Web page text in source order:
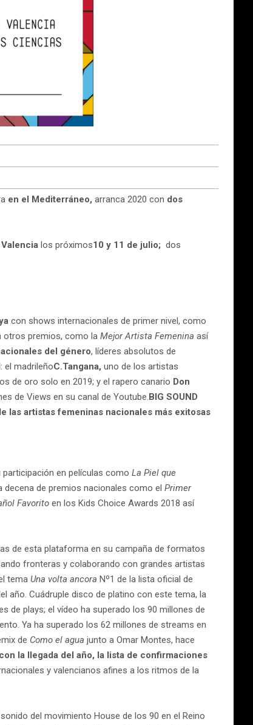
en el Mediterráneo, arranca 2020 con dos
los próximos10 y 11 de julio; dos
con shows internacionales de primer nivel, como
otros premios, como la Mejor Artista Femenina así
del género, líderes absolutos de
el madrileñoC.Tangana, uno de los artistas
de oro solo en 2019; y el rapero canario Don
de Views en su canal de Youtube.BIG SOUND
las artistas femeninas nacionales más exitosas
en películas como La Piel que
decena de premios nacionales como el Primer
Favorito en los Kids Choice Awards 2018 así
de esta plataforma en su campaña de formatos
fronteras y colaborando con grandes artistas
tema Una volta ancora Nº1 de la lista oficial de
año. Cuádruple disco de platino con este tema, la
de plays; el vídeo ha superado los 90 millones de
Ya ha superado los 62 millones de streams en
de Como el agua junto a Omar Montes, hace
la llegada del año, la lista de confirmaciones
y valencianos afines a los ritmos de la
del movimiento House de los 90 en el Reino